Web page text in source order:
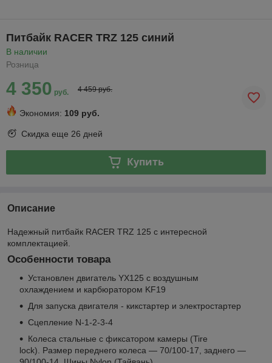
Питбайк RACER TRZ 125 синий
В наличии
Розница
4 350 руб. 4 459 руб.
Экономия: 109 руб.
Скидка еще 26 дней
Купить
Описание
Надежный питбайк RACER TRZ 125 с интересной
комплектацией.
Особенности товара
Установлен двигатель YX125 с воздушным
охлаждением и карбюратором KF19
Для запуска двигателя - кикстартер и электростартер
Сцепление N-1-2-3-4
Колеса стальные с фиксатором камеры (Tire
lock). Размер переднего колеса — 70/100-17, заднего —